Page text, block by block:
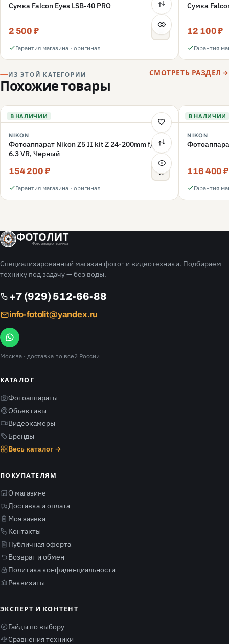
Сумка Falcon Eyes LSB-40 PRO
2 500 ₽
Гарантия магазина · оригинал
Сумка
12 100 ₽
Гарантия
ИЗ ЭТОЙ КАТЕГОРИИ
Похожие товары
СМОТРЕТЬ РАЗДЕЛ
В НАЛИЧИИ
NIKON
Фотоаппарат Nikon Z5 II kit Z 24-200mm f/4-
6.3 VR, Черный
154 200 ₽
Гарантия магазина · оригинал
В НАЛИЧИИ
NIKON
116 400 ₽
Гарантия
ФОТОЛИТ
Фото и видео техника
Специализированный магазин фото- и видеотехники. Подбираем
технику под задачу — без воды.
+7 (929) 512-66-88
info-fotolit@yandex.ru
Москва · доставка по всей России
КАТАЛОГ
Фотоаппараты
Объективы
Видеокамеры
Бренды
Весь каталог →
ПОКУПАТЕЛЯМ
О магазине
Доставка и оплата
Моя заявка
Контакты
Публичная оферта
Возврат и обмен
Политика конфиденциальности
Реквизиты
ЭКСПЕРТ И КОНТЕНТ
Гайды по выбору
Сравнения техники